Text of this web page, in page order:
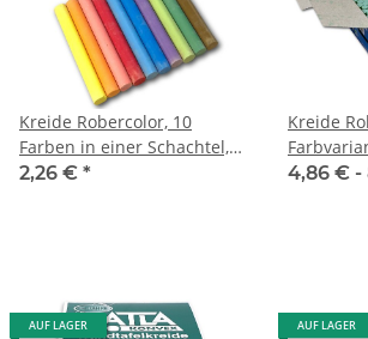
Kreide Robercolor, 10
Farben in einer Schachtel,
Inhalt 10 Stück
2,26 € *
Kreide
rot, blau,
4,86 € -
AUF LAGER AUF LAGER